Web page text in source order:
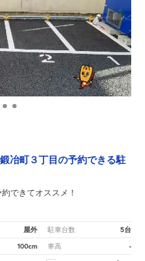
冶町３丁目の予約できる駐
約できてオススメ！
屋外 駐車台数 5台
100cm 車高 -